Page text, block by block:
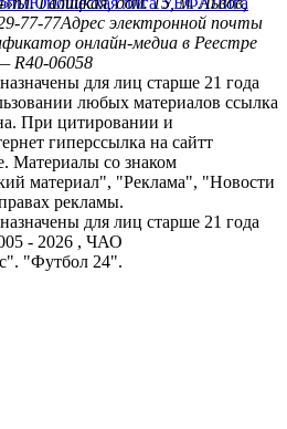
77-77Адрес электронной почты
онлайн-медиа в Реестре
R40-06058
для лиц старше 21 года
любых материалов ссылка
При цитировании и
гиперссылка на сайтт
Материалы со знаком
материал", "Реклама", "Новости
рекламы.
для лиц старше 21 года
- 2026 , ЧАО
"Футбол 24".